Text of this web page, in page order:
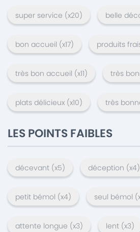
super service (x20) belle
bon accueil (x17) produits
très bon accueil (x11) très
plats délicieux (x10) très
LES POINTS FAIBLES
décevant (x5) déception (x4)
petit bémol (x4) seul bémol
attente longue (x3) lent (x3)